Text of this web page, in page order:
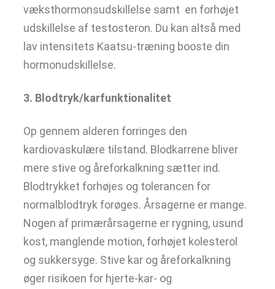
væksthormonsudskillelse samt en forhøjet
udskillelse af testosteron. Du kan altså med
lav intensitets Kaatsu-træning booste din
hormonudskillelse.
3. Blodtryk/karfunktionalitet
Op gennem alderen forringes den
kardiovaskulære tilstand. Blodkarrene bliver
mere stive og åreforkalkning sætter ind.
Blodtrykket forhøjes og tolerancen for
normalblodtryk forøges. Årsagerne er mange.
Nogen af primærårsagerne er rygning, usund
kost, manglende motion, forhøjet kolesterol
og sukkersyge. Stive kar og åreforkalkning
øger risikoen for hjerte-kar- og